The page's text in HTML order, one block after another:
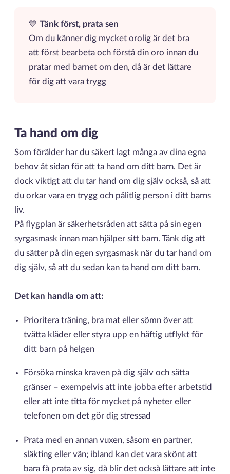
💙 Tänk först, prata sen
Om du känner dig mycket orolig är det bra
att först bearbeta och förstå din oro innan du
pratar med barnet om den, då är det lättare
för dig att vara trygg
Ta hand om dig
Som förälder har du säkert lagt många av dina egna
behov åt sidan för att ta hand om ditt barn. Det är
dock viktigt att du tar hand om dig själv också, så att
du orkar vara en trygg och pålitlig person i ditt barns
liv.
På flygplan är säkerhetsråden att sätta på sin egen
syrgasmask innan man hjälper sitt barn. Tänk dig att
du sätter på din egen syrgasmask när du tar hand om
dig själv, så att du sedan kan ta hand om ditt barn.
Det kan handla om att:
Prioritera träning, bra mat eller sömn över att
tvätta kläder eller styra upp en häftig utflykt för
ditt barn på helgen
Försöka minska kraven på dig själv och sätta
gränser – exempelvis att inte jobba efter arbetstid
eller att inte titta för mycket på nyheter eller
telefonen om det gör dig stressad
Prata med en annan vuxen, såsom en partner,
släkting eller vän; ibland kan det vara skönt att
bara få prata av sig, då blir det också lättare att inte